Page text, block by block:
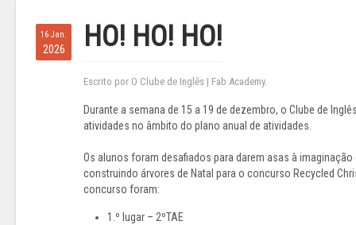
16 Jan.
2026 HO! HO! HO!
Escrito por O Clube de Inglês | Fab Academy.
Durante a semana de 15 a 19 de dezembro, o Clube de
atividades no âmbito do plano anual de atividades.
Os alunos foram desafiados para darem asas à
construindo árvores de Natal para o concurso Recycled
concurso foram:
1.º lugar – 2ºTAE